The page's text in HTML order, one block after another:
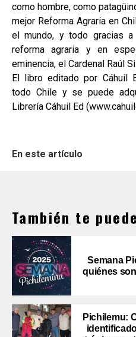
como hombre, como
mejor Reforma Agraria en
el mundo, y todo gracias
reforma agraria y en
eminencia, el Cardenal Raúl
El libro editado por Cáhuil
todo Chile y se puede
Librería Cáhuil Ed
En este artículo
También te
Semana
quiénes
Pichilemu: